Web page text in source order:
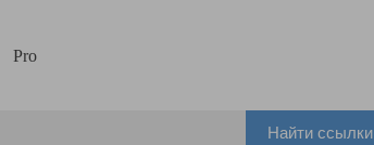
Pro
Найти ссылки